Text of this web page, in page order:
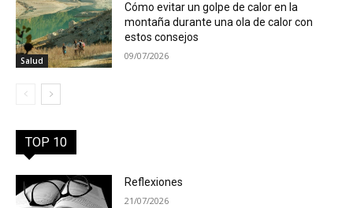
Salud
Cómo evitar un golpe de calor en la
montaña durante una ola de calor con
estos consejos
09/07/2026
TOP 10
Reflexiones
21/07/2026